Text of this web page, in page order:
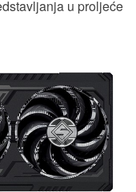
u proljeće